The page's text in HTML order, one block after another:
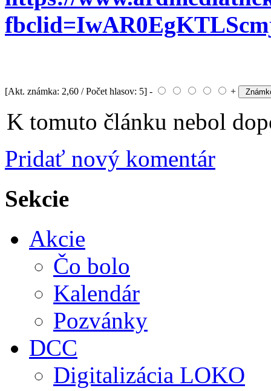
[Akt. známka: 2,60 / Počet hlasov: 5] - +
K tomuto článku nebol
Pridať nový komentár
Sekcie
Akcie
Čo bolo
Kalendár
Pozvánky
DCC
Digitalizácia LOKO